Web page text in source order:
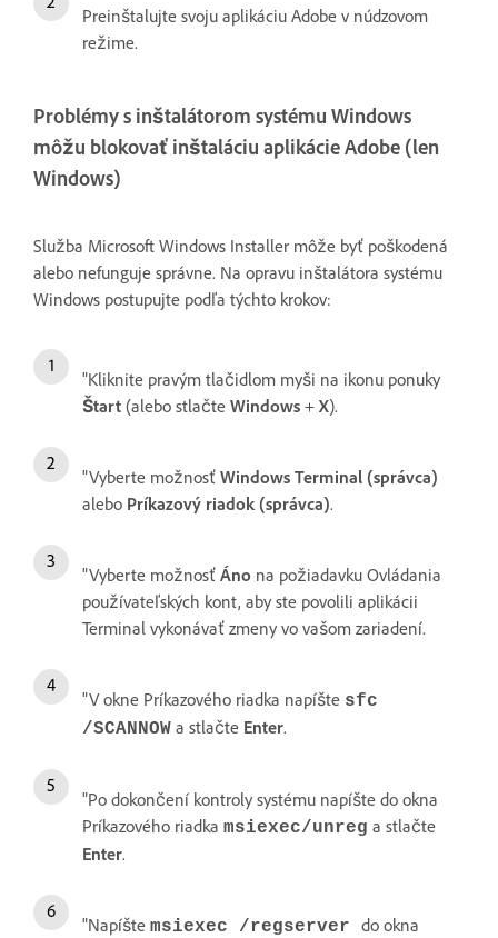
Preinštalujte svoju aplikáciu Adobe v núdzovom
režime.
Problémy s inštalátorom systému Windows
môžu blokovať inštaláciu aplikácie Adobe (len
Windows)
Služba Microsoft Windows Installer môže byť poškodená
alebo nefunguje správne. Na opravu inštalátora systému
Windows postupujte podľa týchto krokov:
"Kliknite pravým tlačidlom myši na ikonu ponuky
Štart (alebo stlačte Windows + X).
"Vyberte možnosť Windows Terminal (správca)
alebo Príkazový riadok (správca).
"Vyberte možnosť Áno na požiadavku Ovládania
používateľských kont, aby ste povolili aplikácii
Terminal vykonávať zmeny vo vašom zariadení.
"V okne Príkazového riadka napíšte sfc
/SCANNOW a stlačte Enter.
"Po dokončení kontroly systému napíšte do okna
Príkazového riadka msiexec/unreg a stlačte
Enter.
"Napíšte msiexec /regserver
do okna